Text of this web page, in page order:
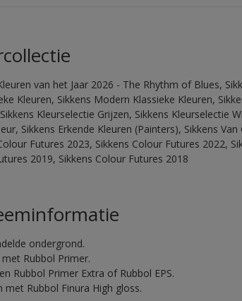
van het Jaar 2026 - The Rhythm of Blues,
Kleuren, Sikkens Modern Klassieke Kleuren,
Kleurselectie Grijzen, Sikkens Kleurselectie
Sikkens Erkende Kleuren (Painters), Sikkens
Futures 2023, Sikkens Colour Futures 2022,
2019, Sikkens Colour Futures 2018
ondergrond.
Rubbol Primer.
Rubbol Primer Extra of Rubbol EPS.
met Rubbol Finura High gloss.